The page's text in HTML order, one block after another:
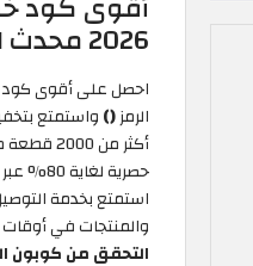
2026 محدث اليوم!
الرمز()
حصرية
استمتع بخدمة
والمنتجات في
التحقق من كوبون